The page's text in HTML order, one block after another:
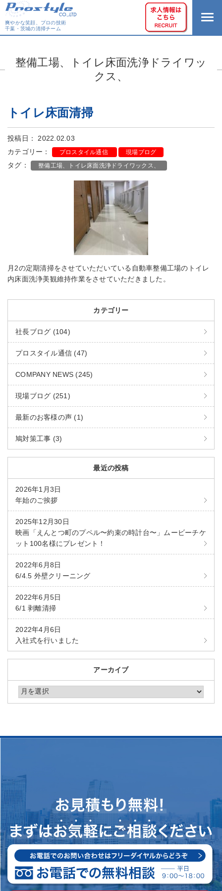
爽やかな笑顔、プロの技術
千葉・茨城の清掃チーム
整備工場、トイレ床面洗浄ドライワッ
クス、
トイレ床面清掃
投稿日： 2022.02.03
カテゴリー：
プロスタイル通信 現場ブログ
タグ： 整備工場、トイレ床面洗浄ドライワックス、
月2の定期清掃をさせていただいている自動車整備工場のトイレ
内床面洗浄美観維持作業をさせていただきました。
カテゴリー
社長ブログ (104)
プロスタイル通信 (47)
COMPANY NEWS (245)
現場ブログ (251)
最新のお客様の声 (1)
鳩対策工事 (3)
最近の投稿
2026年1月3日
年始のご挨拶
2025年12月30日
映画「えんとつ町のプペル〜約束の時計台〜」ムービーチケ
ット100名様にプレゼント！
2022年6月8日
6/4.5 外壁クリーニング
2022年6月5日
6/1 剥離清掃
2022年4月6日
入社式を行いました
アーカイブ
アーカイブ